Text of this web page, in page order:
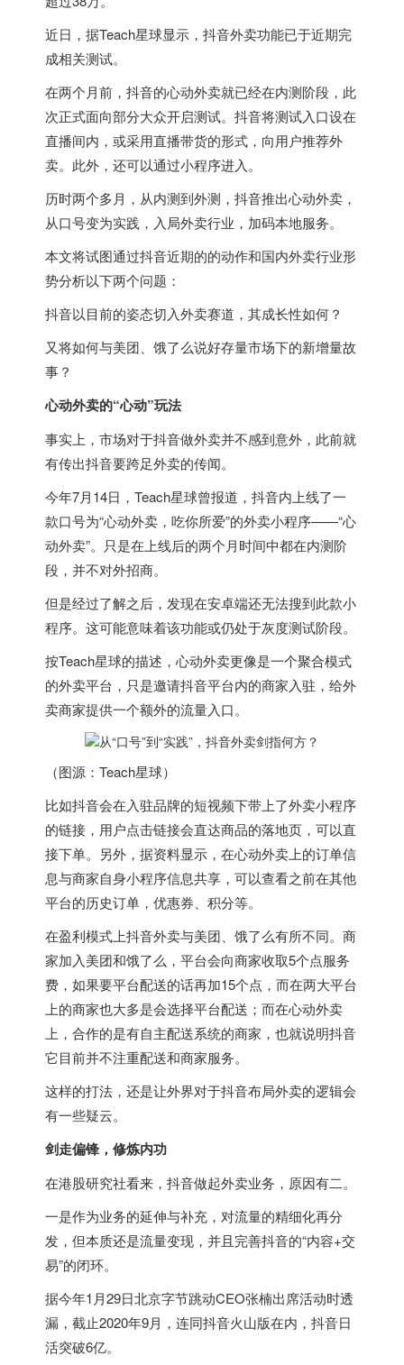
近日，据Teach星球显示，抖音外卖功能已于近期完
成相关测试。
在两个月前，抖音的心动外卖就已经在内测阶段，此
次正式面向部分大众开启测试。抖音将测试入口设在
直播间内，或采用直播带货的形式，向用户推荐外
卖。此外，还可以通过小程序进入。
历时两个多月，从内测到外测，抖音推出心动外卖，
从口号变为实践，入局外卖行业，加码本地服务。
本文将试图通过抖音近期的的动作和国内外卖行业形
势分析以下两个问题：
抖音以目前的姿态切入外卖赛道，其成长性如何？
又将如何与美团、饿了么说好存量市场下的新增量故
事？
心动外卖的“心动”玩法
事实上，市场对于抖音做外卖并不感到意外，此前就
有传出抖音要跨足外卖的传闻。
今年7月14日，Teach星球曾报道，抖音内上线了一
款口号为“心动外卖，吃你所爱”的外卖小程序——“心
动外卖”。只是在上线后的两个月时间中都在内测阶
段，并不对外招商。
但是经过了解之后，发现在安卓端还无法搜到此款小
程序。这可能意味着该功能或仍处于灰度测试阶段。
按Teach星球的描述，心动外卖更像是一个聚合模式
的外卖平台，只是邀请抖音平台内的商家入驻，给外
卖商家提供一个额外的流量入口。
（图源：Teach星球）
比如抖音会在入驻品牌的短视频下带上了外卖小程序
的链接，用户点击链接会直达商品的落地页，可以直
接下单。另外，据资料显示，在心动外卖上的订单信
息与商家自身小程序信息共享，可以查看之前在其他
平台的历史订单，优惠券、积分等。
在盈利模式上抖音外卖与美团、饿了么有所不同。商
家加入美团和饿了么，平台会向商家收取5个点服务
费，如果要平台配送的话再加15个点，而在两大平台
上的商家也大多是会选择平台配送；而在心动外卖
上，合作的是有自主配送系统的商家，也就说明抖音
它目前并不注重配送和商家服务。
这样的打法，还是让外界对于抖音布局外卖的逻辑会
有一些疑云。
剑走偏锋，修炼内功
在港股研究社看来，抖音做起外卖业务，原因有二。
一是作为业务的延伸与补充，对流量的精细化再分
发，但本质还是流量变现，并且完善抖音的“内容+交
易”的闭环。
据今年1月29日北京字节跳动CEO张楠出席活动时透
漏，截止2020年9月，连同抖音火山版在内，抖音日
活突破6亿。